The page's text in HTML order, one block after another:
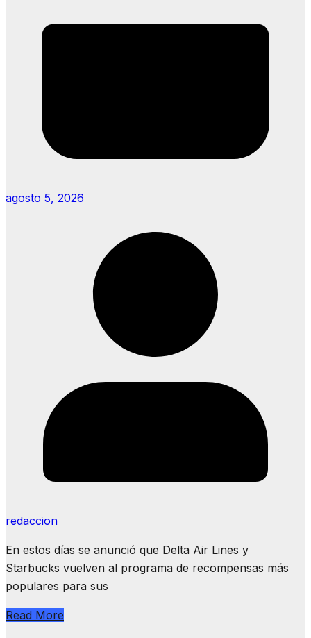
agosto 5, 2026
redaccion
En estos días se anunció que Delta Air Lines y
Starbucks vuelven al programa de recompensas más
populares para sus
Read More